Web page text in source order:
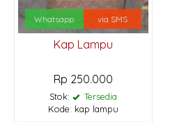
Whatsapp via SMS
Kap Lampu
Rp 250.000
Stok:
Tersedia
Kode: kap lampu